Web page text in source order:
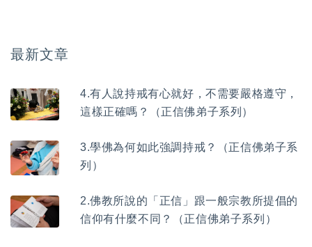
最新文章
4.有人說持戒有心就好，不需要嚴格遵守，
這樣正確嗎？（正信佛弟子系列）
3.學佛為何如此強調持戒？（正信佛弟子系
列）
2.佛教所說的「正信」跟一般宗教所提倡的
信仰有什麼不同？（正信佛弟子系列）